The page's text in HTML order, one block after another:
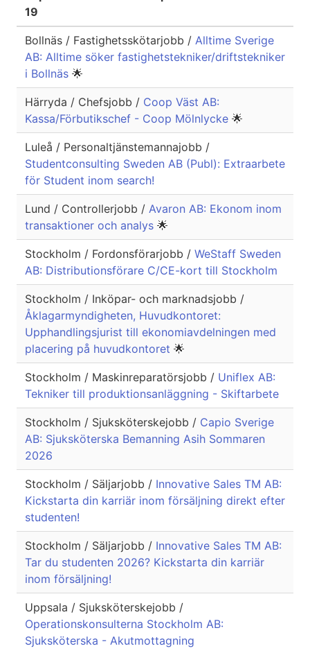
19
Bollnäs / Fastighetsskötarjobb / Alltime Sverige
AB: Alltime söker fastighetstekniker/driftstekniker
i Bollnäs 🌟
Härryda / Chefsjobb / Coop Väst AB:
Kassa/Förbutikschef - Coop Mölnlycke 🌟
Luleå / Personaltjänstemannajobb /
Studentconsulting Sweden AB (Publ): Extraarbete
för Student inom search!
Lund / Controllerjobb / Avaron AB: Ekonom inom
transaktioner och analys 🌟
Stockholm / Fordonsförarjobb / WeStaff Sweden
AB: Distributionsförare C/CE-kort till Stockholm
Stockholm / Inköpar- och marknadsjobb /
Åklagarmyndigheten, Huvudkontoret:
Upphandlingsjurist till ekonomiavdelningen med
placering på huvudkontoret 🌟
Stockholm / Maskinreparatörsjobb / Uniflex AB:
Tekniker till produktionsanläggning - Skiftarbete
Stockholm / Sjuksköterskejobb / Capio Sverige
AB: Sjuksköterska Bemanning Asih Sommaren
2026
Stockholm / Säljarjobb / Innovative Sales TM AB:
Kickstarta din karriär inom försäljning direkt efter
studenten!
Stockholm / Säljarjobb / Innovative Sales TM AB:
Tar du studenten 2026? Kickstarta din karriär
inom försäljning!
Uppsala / Sjuksköterskejobb /
Operationskonsulterna Stockholm AB:
Sjuksköterska - Akutmottagning